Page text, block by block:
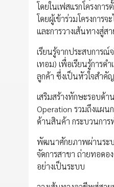
โดยในเฟสแรกโครงก
โดยผู้เข้าร่วมโครงการ
และการวางเส้นทางสู่ส
เรียนรู้จากประสบการ
เทอม) เพื่อเรียนรู้การด
ลูกค้า ซึ่งเป็นหัวใจสำคั
เสริมสร้างทักษะรอบด้
Operation รวมถึงแผน
ด้านสินค้า กระบวนการ
พัฒนาศักยภาพผ่านระบ
จัดการสาขา ถ่ายทอด
อย่างเป็นระบบ